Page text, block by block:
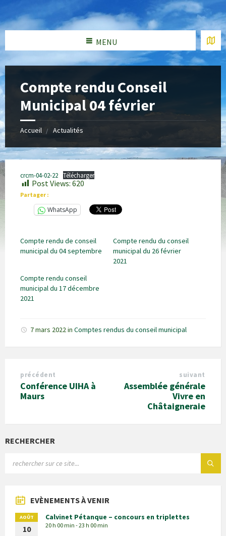
MENU
Compte rendu Conseil
Municipal 04 février
Accueil Actualités
crcm-04-02-22 Télécharger
Post Views: 620
Partager :
WhatsApp
Compte rendu de conseil
municipal du 04 septembre
Compte rendu du conseil
municipal du 26 février
2021
Compte rendu conseil
municipal du 17 décembre
2021
7 mars 2022in Comptes rendus du conseil municipal
précédent
Conférence UIHA à
Maurs
suivant
Assemblée générale
Vivre en
Châtaigneraie
RECHERCHER
EVÈNEMENTS À VENIR
AOÛT
10
Calvinet Pétanque – concours en triplettes
20 h 00 min - 23 h 00 min